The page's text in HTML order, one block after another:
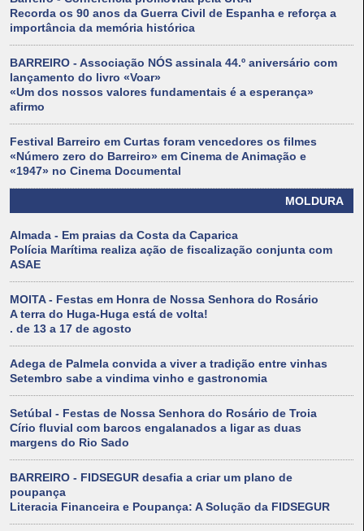
Recorda os 90 anos da Guerra Civil de Espanha e reforça a
importância da memória histórica
BARREIRO - Associação NÓS assinala 44.º aniversário com
lançamento do livro «Voar»
«Um dos nossos valores fundamentais é a esperança»
afirmo
Festival Barreiro em Curtas foram vencedores os filmes
«Número zero do Barreiro» em Cinema de Animação e
«1947» no Cinema Documental
MOLDURA
Almada - Em praias da Costa da Caparica
Polícia Marítima realiza ação de fiscalização conjunta com
ASAE
MOITA - Festas em Honra de Nossa Senhora do Rosário
A terra do Huga-Huga está de volta!
. de 13 a 17 de agosto
Adega de Palmela convida a viver a tradição entre vinhas
Setembro sabe a vindima vinho e gastronomia
Setúbal - Festas de Nossa Senhora do Rosário de Troia
Círio fluvial com barcos engalanados a ligar as duas
margens do Rio Sado
BARREIRO - FIDSEGUR desafia a criar um plano de
poupança
Literacia Financeira e Poupança: A Solução da FIDSEGUR